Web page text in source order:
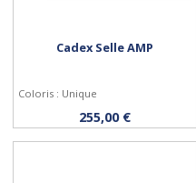
Acheter
Cadex Selle AMP
Coloris : Unique
255,00 €